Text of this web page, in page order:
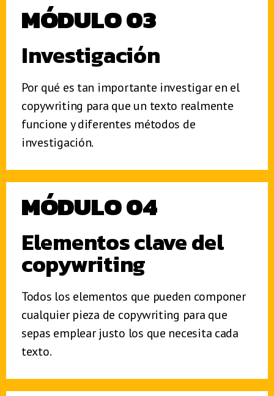
MÓDULO 03
Investigación
Por qué es tan importante investigar en el
copywriting para que un texto realmente
funcione y diferentes métodos de
investigación.
MÓDULO 04
Elementos clave del
copywriting
Todos los elementos que pueden componer
cualquier pieza de copywriting para que
sepas emplear justo los que necesita cada
texto.